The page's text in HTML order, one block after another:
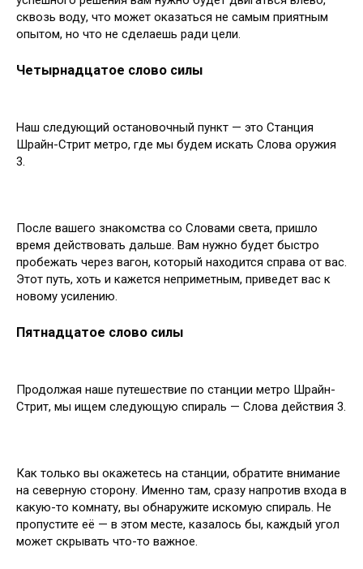
сквозь воду, что может оказаться не самым приятным
опытом, но что не сделаешь ради цели.
Четырнадцатое слово силы
Наш следующий остановочный пункт — это Станция
Шрайн-Стрит метро, где мы будем искать Слова оружия
3.
После вашего знакомства со Словами света, пришло
время действовать дальше. Вам нужно будет быстро
пробежать через вагон, который находится справа от вас.
Этот путь, хоть и кажется неприметным, приведет вас к
новому усилению.
Пятнадцатое слово силы
Продолжая наше путешествие по станции метро Шрайн-
Стрит, мы ищем следующую спираль — Слова действия 3.
Как только вы окажетесь на станции, обратите внимание
на северную сторону. Именно там, сразу напротив входа в
какую-то комнату, вы обнаружите искомую спираль. Не
пропустите её — в этом месте, казалось бы, каждый угол
может скрывать что-то важное.